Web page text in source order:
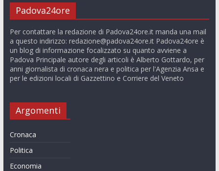
Padova24ore
Per contattare la redazione di Padova24ore.it manda una mail
a questo indirizzo: redazione@padova24ore.itPadova24ore è
un blog di informazione focalizzato su quanto avviene a
Padova Principale autore degli articoli è Alberto Gottardo, per
anni giornalista di cronaca nera e politica per l'Agenzia Ansa e
per le edizioni locali di Gazzettino e Corriere del Veneto
Argomenti
Cronaca
Politica
Economia